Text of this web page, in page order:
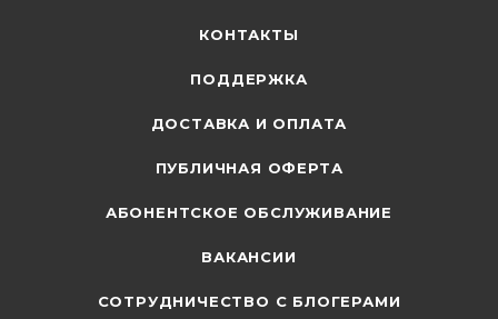
КОНТАКТЫ
ПОДДЕРЖКА
ДОСТАВКА И ОПЛАТА
ПУБЛИЧНАЯ ОФЕРТА
АБОНЕНТСКОЕ ОБСЛУЖИВАНИЕ
ВАКАНСИИ
СОТРУДНИЧЕСТВО С БЛОГЕРАМИ